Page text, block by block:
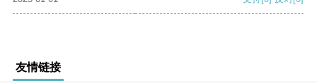
友情链接